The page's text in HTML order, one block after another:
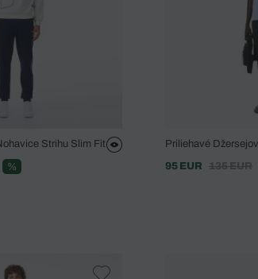
Strihu Slim Fit
%
Priliehavé
95 EUR
135 EUR